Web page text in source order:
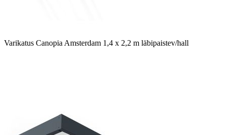
Varikatus Canopia Amsterdam 1,4 x 2,2 m läbipaistev/hall